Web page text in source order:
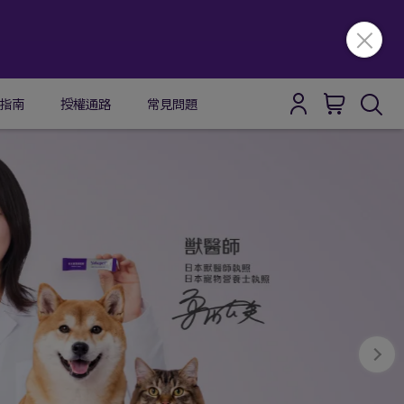
南 授權通路 常見問題